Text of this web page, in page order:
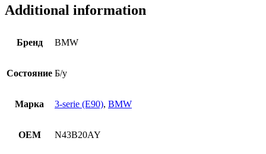
Additional information
Бренд BMW
Состояние Б/у
Марка 3-serie (E90), BMW
OEM N43B20AY